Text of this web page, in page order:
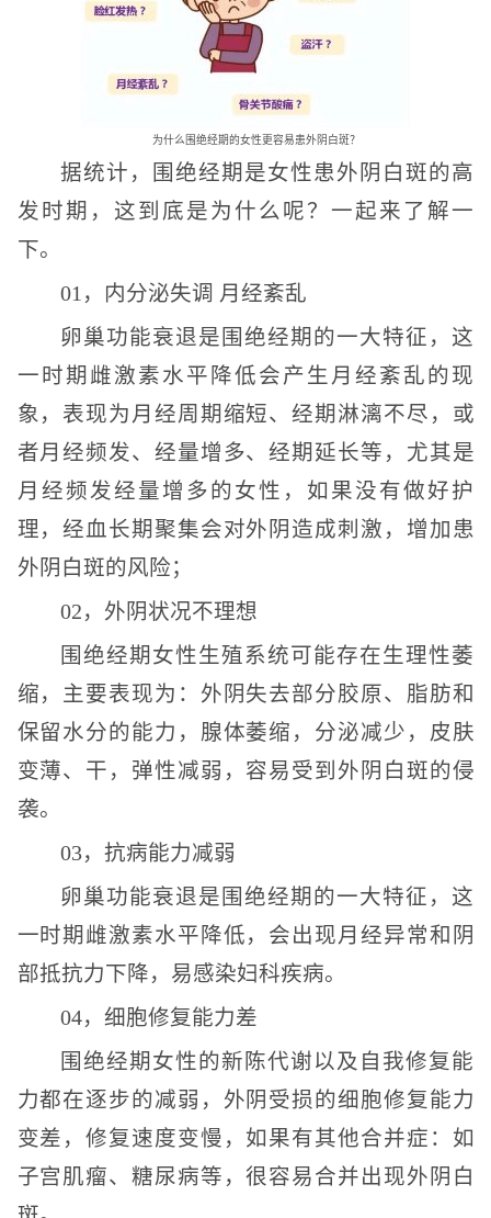
为什么围绝经期的女性更容易患外阴白斑？
据统计，围绝经期是女性患外阴白斑的高
发时期，这到底是为什么呢？一起来了解一
下。
01，内分泌失调 月经紊乱
卵巢功能衰退是围绝经期的一大特征，这
一时期雌激素水平降低会产生月经紊乱的现
象，表现为月经周期缩短、经期淋漓不尽，或
者月经频发、经量增多、经期延长等，尤其是
月经频发经量增多的女性，如果没有做好护
理，经血长期聚集会对外阴造成刺激，增加患
外阴白斑的风险；
02，外阴状况不理想
围绝经期女性生殖系统可能存在生理性萎
缩，主要表现为：外阴失去部分胶原、脂肪和
保留水分的能力，腺体萎缩，分泌减少，皮肤
变薄、干，弹性减弱，容易受到外阴白斑的侵
袭。
03，抗病能力减弱
卵巢功能衰退是围绝经期的一大特征，这
一时期雌激素水平降低，会出现月经异常和阴
部抵抗力下降，易感染妇科疾病。
04，细胞修复能力差
围绝经期女性的新陈代谢以及自我修复能
力都在逐步的减弱，外阴受损的细胞修复能力
变差，修复速度变慢，如果有其他合并症：如
子宫肌瘤、糖尿病等，很容易合并出现外阴白